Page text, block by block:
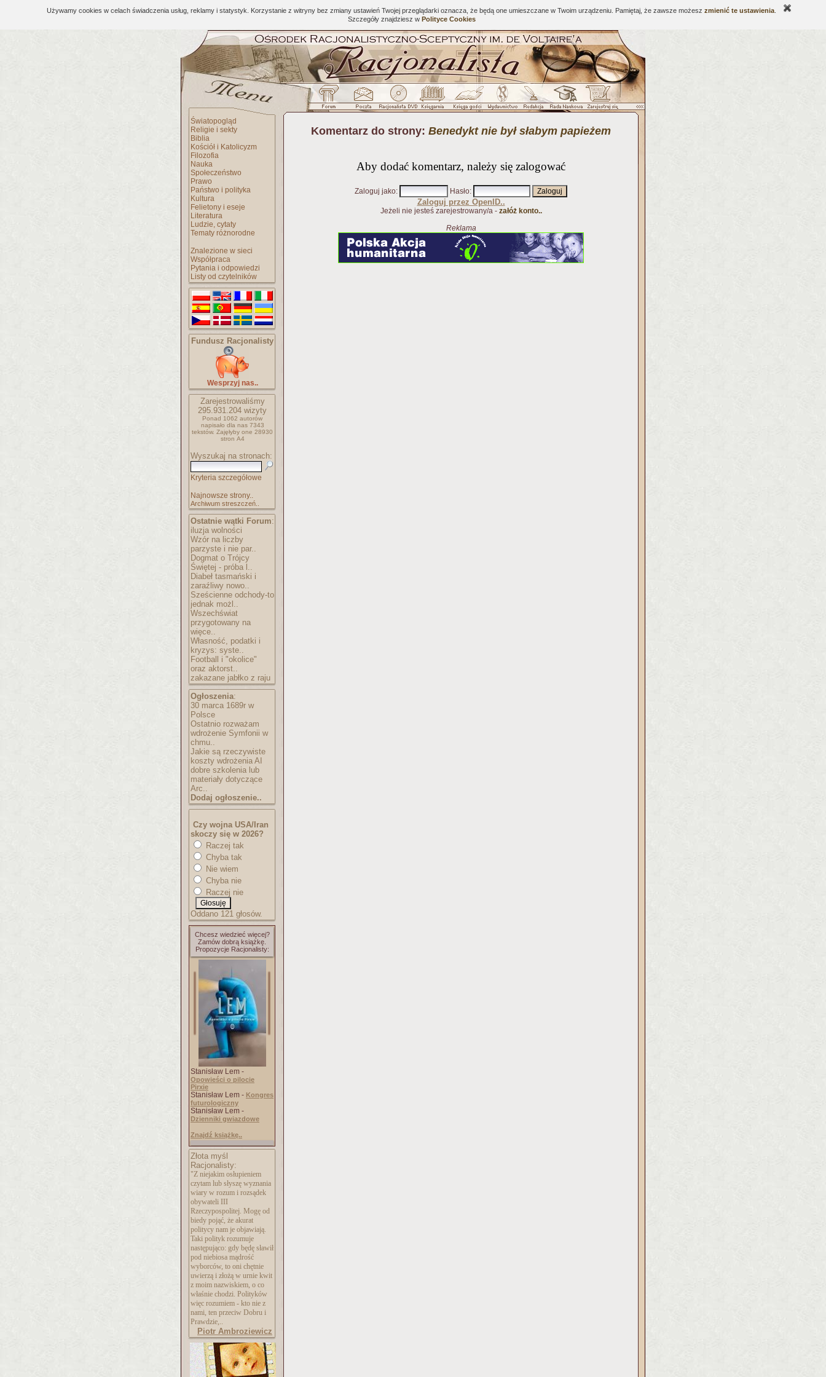
Używamy cookies w celach świadczenia usług, reklamy i statystyk. Korzystanie z witryny bez zmiany ustawień Twojej przeglądarki oznacza, że będą one umieszczane w Twoim urządzeniu. Pamiętaj, że zawsze możesz zmienić te ustawienia
Szczegóły znajdziesz w Polityce Cookies
Światopogląd
Religie i sekty
Biblia
Kościół i Katolicyzm
Filozofia
Nauka
Społeczeństwo
Prawo
Państwo i polityka
Kultura
Felietony i eseje
Literatura
Ludzie, cytaty
Tematy różnorodne
Znalezione w sieci
Współpraca
Pytania i odpowiedzi
Listy od czytelników
Fundusz Racjonalisty
Wesprzyj nas..
Zarejestrowaliśmy
295.931.204 wizyty
Ponad 1062 autorów
napisało dla nas 7343
tekstów. Zajęłyby one 28930
stron A4
Wyszukaj na stronach:
Kryteria szczegółowe
Najnowsze strony..
Archiwum streszczeń..
Ostatnie wątki Forum:
iluzja wolności
Wzór na liczby
parzyste i nie par..
Dogmat o Trójcy
Świętej - próba l..
Diabeł tasmański i
zaraźliwy nowo..
Sześcienne odchody-to
jednak możl..
Wszechświat
przygotowany na
więce..
Własność, podatki i
kryzys: syste..
Football i "okolice"
oraz aktorst..
zakazane jabłko z raju
Ogłoszenia:
30 marca 1689r w
Polsce
Ostatnio rozważam
wdrożenie Symfonii w
chmu..
Jakie są rzeczywiste
koszty wdrożenia AI
dobre szkolenia lub
materiały dotyczące
Arc..
Dodaj ogłoszenie..
Czy wojna USA/Iran
skoczy się w 2026?
Raczej tak
Chyba tak
Nie wiem
Chyba nie
Raczej nie
Oddano 121 głosów.
Chcesz wiedzieć więcej?
Zamów dobrą książkę.
Propozycje Racjonalisty:
Stanisław Lem -
Opowieści o pilocie
Pirxie
Stanisław Lem - Kongres
futurologiczny
Stanisław Lem -
Dzienniki gwiazdowe
Znajdź książkę..
Złota myśl
Racjonalisty:
"Z niejakim osłupieniem
czytam lub słyszę wyznania
wiary w rozum i rozsądek
obywateli III
Rzeczypospolitej. Mogę od
biedy pojąć, że akurat
politycy nam je objawiają.
Taki polityk rozumuje
następująco: gdy będę sławił
pod niebiosa mądrość
wyborców, to oni chętnie
uwierzą i złożą w urnie kwit
z moim nazwiskiem, o co
właśnie chodzi. Polityków
więc rozumiem - kto nie z
nami, ten przeciw Dobru i
Prawdzie,..
Piotr Ambroziewicz
Komentarz do strony: Benedykt nie był słabym papieżem
Aby dodać komentarz, należy się zalogować
Zaloguj jako: Hasło:
Zaloguj przez OpenID..
Jeżeli nie jesteś zarejestrowany/a - załóż konto..
Reklama